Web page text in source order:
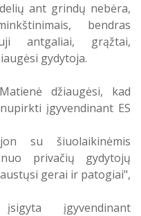
ant grindų nebėra,
bendras
antgaliai, grąžtai,
gydytoja.
džiaugėsi, kad
įgyvendinant ES
su šiuolaikinėmis
privačių gydytojų
gerai ir patogiai",
įsigyta įgyvendinant